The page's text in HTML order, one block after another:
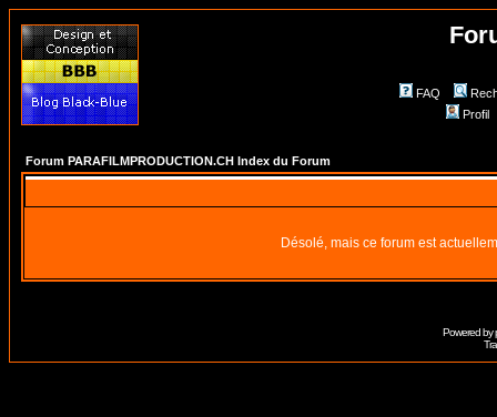
FAQ
Profil
Forum PARAFILMPRODUCTION.CH Index du Forum
Désolé, mais ce forum est
Powered by